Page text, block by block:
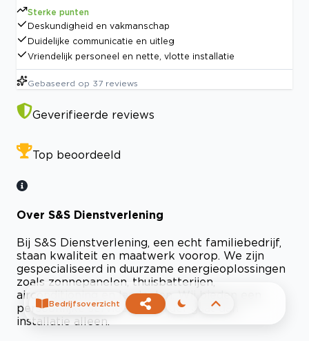
Sterke punten
Deskundigheid en vakmanschap
Duidelijke communicatie en uitleg
Vriendelijk personeel en nette, vlotte installatie
Gebaseerd op 37 reviews
Geverifieerde reviews
Top beoordeeld
Over S&S Dienstverlening
Bij S&S Dienstverlening, een echt familiebedrijf,
staan kwaliteit en maatwerk voorop. We zijn
gespecialiseerd in duurzame energieoplossingen
zoals zonnepanelen, thuisbatterijen,
airconditioning en laadpalen. Wij bieden een
persoonlijke service die verder gaat dan
installatie alleen.
Bedrijfsoverzicht